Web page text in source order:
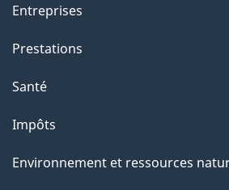
Entreprises
Prestations
Santé
Impôts
Environnement et ressources